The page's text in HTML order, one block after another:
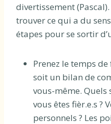
divertissement (Pascal).
trouver ce qui a du
étapes pour se sortir
Prenez le temps
soit un bilan de
vous-même.
vous êtes fièr.e.s ?
personnels ? Les